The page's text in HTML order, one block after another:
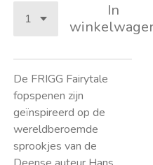
In
De FRIGG Fairytale
fopspenen zijn
geïnspireerd op de
wereldberoemde
sprookjes van de